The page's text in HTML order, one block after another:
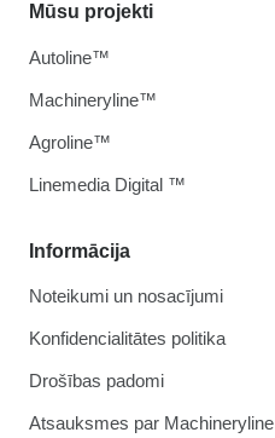
Informācija
Noteikumi un nosacījumi
Konfidencialitātes politika
Drošības padomi
Atsauksmes par Machineryline
Mūsu projekti
Autoline™
Machineryline™
Agroline™
Linemedia Digital ™